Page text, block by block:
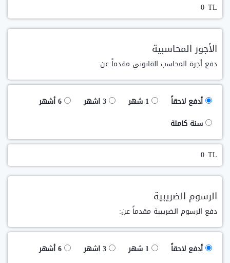
TL
الأجور المحاسبية
دفع أجرة المحاسب القانوني مقدماً عن:
أدفع لاحقاً 1 شهر 3 اشهر
6 أشهر
سنة كاملة
TL
الرسوم الضريبية
دفع الرسوم الضريبية مقدماً عن:
أدفع لاحقاً 1 شهر 3 اشهر
6 أشهر